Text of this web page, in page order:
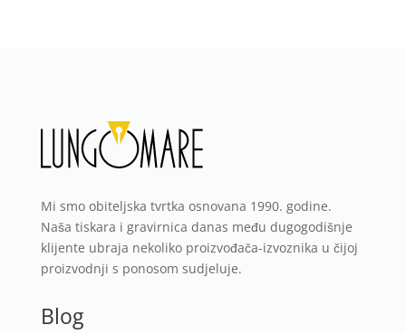
Mi smo obiteljska tvrtka osnovana 1990. godine.
Naša tiskara i gravirnica danas među dugogodišnje
klijente ubraja nekoliko proizvođača-izvoznika u čijoj
proizvodnji s ponosom sudjeluje.
Blog